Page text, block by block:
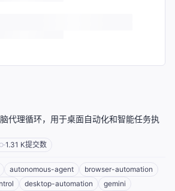
代理循环，用于桌面自动化和智能任务执
1.31 K提交数
autonomous-agent
browser-automation
desktop-automation
gemini